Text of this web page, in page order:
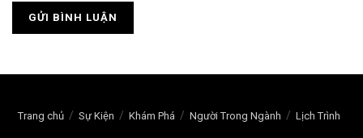
Trang chủ Sự Kiện Khám Phá Người Trong Ngành Lịch Trình